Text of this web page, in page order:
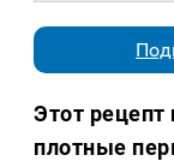
Этот рецепт
плотные